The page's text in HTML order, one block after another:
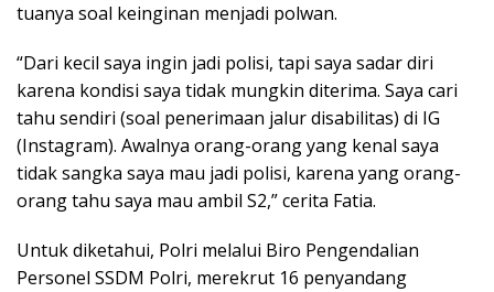
tuanya soal keinginan menjadi polwan.
“Dari kecil saya ingin jadi polisi, tapi saya sadar diri
karena kondisi saya tidak mungkin diterima. Saya cari
tahu sendiri (soal penerimaan jalur disabilitas) di IG
(Instagram). Awalnya orang-orang yang kenal saya
tidak sangka saya mau jadi polisi, karena yang orang-
orang tahu saya mau ambil S2,” cerita Fatia.
Untuk diketahui, Polri melalui Biro Pengendalian
Personel SSDM Polri, merekrut 16 penyandang